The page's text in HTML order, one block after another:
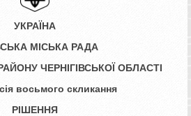
УКРАЇНА
МІСЬКА РАДА
ЧЕРНІГІВСЬКОЇ ОБЛАСТІ
восьмого скликання
РІШЕННЯ